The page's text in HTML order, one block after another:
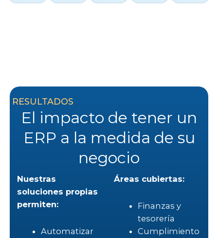
RESULTADOS
El impacto de tener un
ERP a la medida de su
negocio
Nuestras
soluciones propias
permiten:
Automatizar
Áreas cubiertas:
Finanzas y
tesorería
Cumplimiento